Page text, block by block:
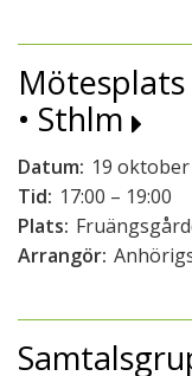
• Sthlm
Datum: 19 oktober
Tid: 17:00 – 19:00
Plats:
Arrangör: